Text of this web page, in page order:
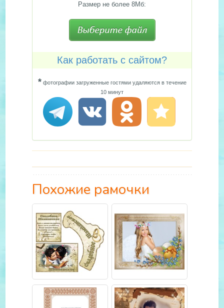
Размер не более 8Мб:
Как работать с сайтом?
*фотографии загруженные гостями удаляются в течение
10 минут
Похожие рамочки